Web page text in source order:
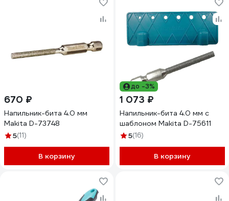
670 ₽
Напильник-бита 4.0 мм
Makita D-73748
5(11)
В корзину
до -3%
1 073 ₽
Напильник-бита 4.0 мм с
шаблоном Makita D-75611
5(16)
В корзину